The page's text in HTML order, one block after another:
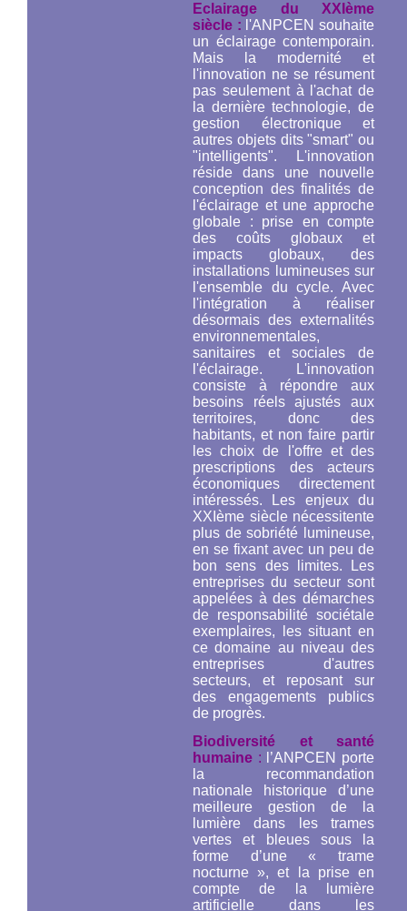
Eclairage du XXIème
siècle : l'ANPCEN souhaite
un éclairage contemporain.
Mais la modernité et
l'innovation ne se résument
pas seulement à l'achat de
la dernière technologie, de
gestion électronique et
autres objets dits "smart" ou
"intelligents". L'innovation
réside dans une nouvelle
conception des finalités de
l'éclairage et une approche
globale : prise en compte
des coûts globaux et
impacts globaux, des
installations lumineuses sur
l'ensemble du cycle. Avec
l'intégration à réaliser
désormais des externalités
environnementales,
sanitaires et sociales de
l'éclairage. L'innovation
consiste à répondre aux
besoins réels ajustés aux
territoires, donc des
habitants, et non faire partir
les choix de l'offre et des
prescriptions des acteurs
économiques directement
intéressés. Les enjeux du
XXIème siècle nécessitente
plus de sobriété lumineuse,
en se fixant avec un peu de
bon sens des limites. Les
entreprises du secteur sont
appelées à des démarches
de responsabilité sociétale
exemplaires, les situant en
ce domaine au niveau des
entreprises d'autres
secteurs, et reposant sur
des engagements publics
de progrès.
Biodiversité et santé
humaine : l’ANPCEN porte
la recommandation
nationale historique d’une
meilleure gestion de la
lumière dans les trames
vertes et bleues sous la
forme d’une « trame
nocturne », et la prise en
compte de la lumière
artificielle dans les